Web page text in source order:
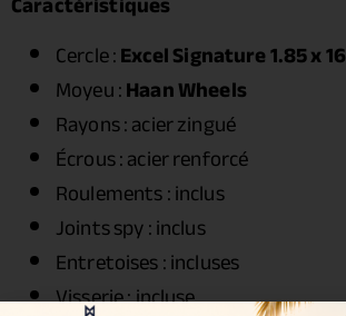
Cercle :Excel Signature 1.85 x 16
Moyeu :Haan Wheels
Rayons : acier zingué
Écrous : acier renforcé
Roulements : inclus
Joints spy : inclus
Entretoises : incluses
Visserie : incluse